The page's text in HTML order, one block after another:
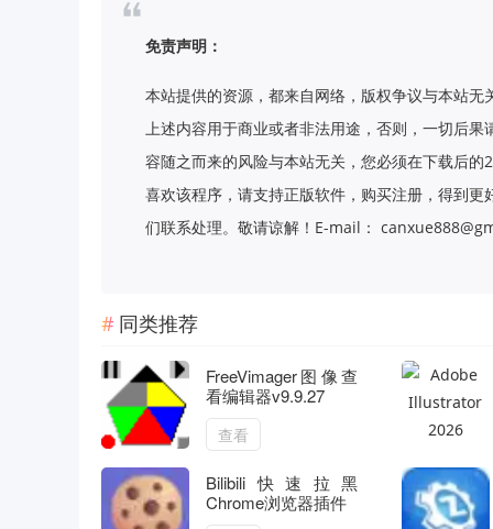
免责声明：
本站提供的资源，都来自网络，版权争议与本站
上述内容用于商业或者非法用途，否则，一切后
容随之而来的风险与本站无关，您必须在下载后
喜欢该程序，请支持正版软件，购买注册，得到
们联系处理。敬请谅解！E-mail：
同类推荐
FreeVimager图像查
看编辑器v9.9.27
查看
Bilibili快速拉黑
Chrome浏览器插件